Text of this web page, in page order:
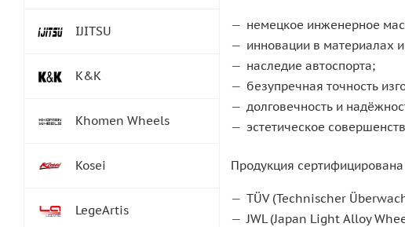
немецкое инженерное
инновации в материалах
наследие автоспорта;
безупречная точность
долговечность и
эстетическое
Продукция
TÜV (Technischer
JWL (Japan Light Alloy
IJITSU
K&K
Khomen Wheels
Kosei
LegeArtis